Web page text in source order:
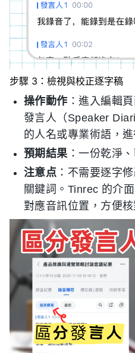
步驟 3：檢視與校正逐字稿
操作動作 ：進入編輯
發言人（Speaker
的人名或專業術語，進
預期結果 ：一份乾淨
注意点 ：不需要逐字
關鍵詞。Tinrec 的介
對應音訊位置，方便核